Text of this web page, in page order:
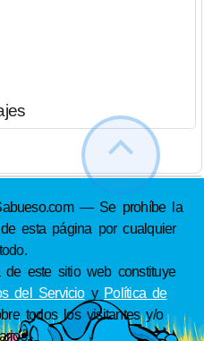
— Se prohíbe la
esta página por cualquier
este sitio web constituye
del Servicioy Política de
todos los visitantes y/o